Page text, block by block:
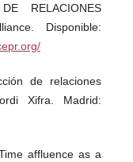
RELACIONES
Disponible:
de relaciones
Xifra. Madrid:
affluence as a